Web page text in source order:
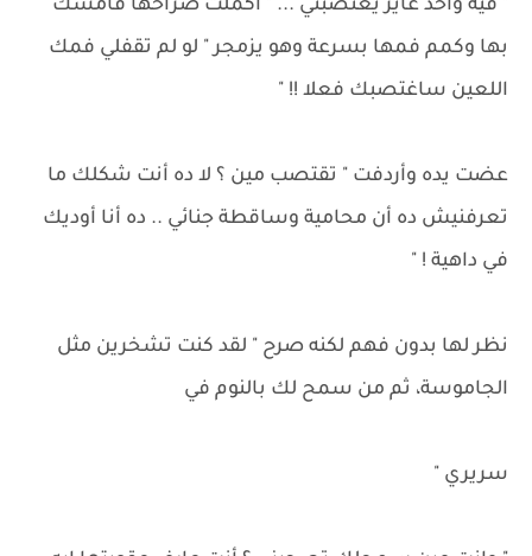
" فيه واحد عايز يغتصبني ... " أكملت صراخها فأمسك
بها وكمم فمها بسرعة وهو يزمجر " لو لم تقفلي فمك
اللعين ساغتصبك فعلا !! "
عضت يده وأردفت " تقتصب مين ؟ لا ده أنت شكلك ما
تعرفنيش ده أن محامية وساقطة جنائي .. ده أنا أوديك
في داهية ! "
نظر لها بدون فهم لكنه صرح " لقد كنت تشخرين مثل
الجاموسة، ثم من سمح لك بالنوم في
سريري "